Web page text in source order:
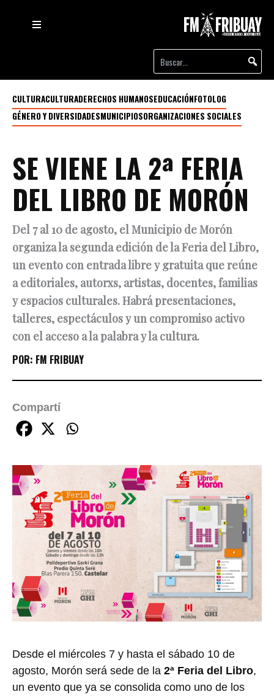
CULTURACULTURADERECHOS HUMANOSEDUCACIÓNFOTOLOG
GÉNERO Y DIVERSIDADESMUNICIPIOSORGANIZACIONES SOCIALES
SE VIENE LA 2ª FERIA
DEL LIBRO DE MORÓN
Del 7 al 10 de agosto, el Municipio de Morón
organiza la segunda edición de la Feria del Libro,
un evento con entrada libre y gratuita que reúne
a editoriales, autorxs, artistas, docentes, familias
y espacios culturales. Habrá presentaciones,
talleres, espectáculos y un compromiso activo
con el acceso a la palabra y la cultura.
POR: FM FRIBUAY
Compartí
Desde el miércoles 7 y hasta el sábado 10 de
agosto, Morón será sede de la 2ª Feria del Libro,
un evento que ya se consolida como uno de los